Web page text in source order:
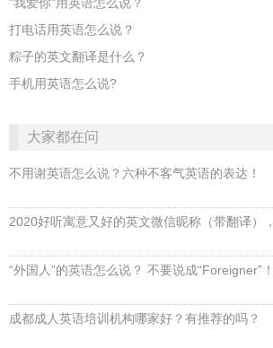
"我爱你"用英语怎么说？
打电话用英语怎么说？
粽子的英文翻译是什么？
手机用英语怎么说?
大家都在问
不用谢英语怎么说？六种不客气英语的表达！
2020好听寓意又好的英文微信昵称（带翻译）
“外国人”的英语怎么说？ 不要说成“Foreigner”！
成都成人英语培训机构哪家好？有推荐的吗？